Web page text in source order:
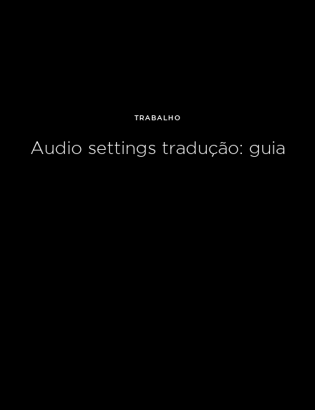
TRABALHO
Audio settings tradução: guia